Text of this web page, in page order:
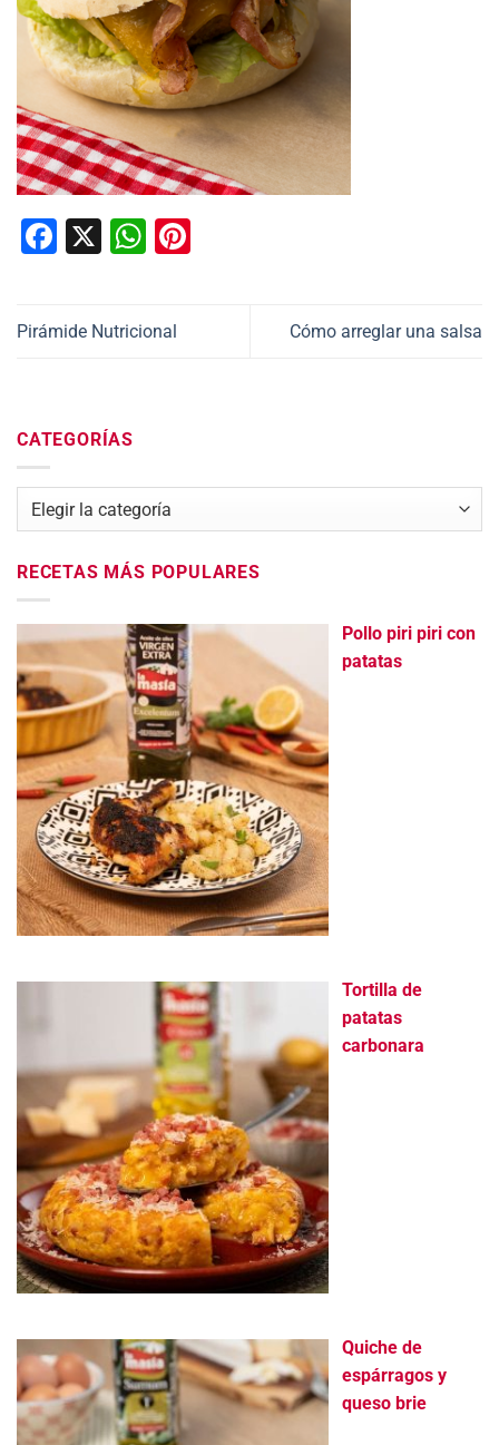
Facebook
X WhatsApp
Pirámide Nutricional Cómo arreglar una salsa
CATEGORÍAS
Categorías
RECETAS MÁS POPULARES
Pollo piri piri con
patatas
Tortilla de
patatas
carbonara
Quiche de
espárragos y
queso brie